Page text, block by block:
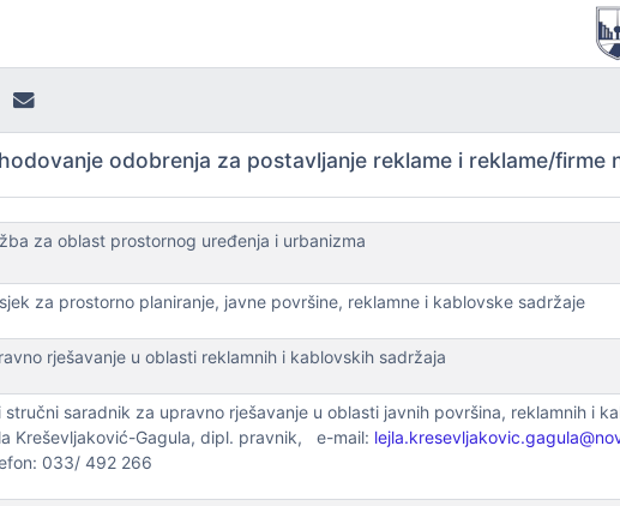
odobrenja za postavljanje reklame i reklame/firme
za oblast prostornog uređenja i urbanizma
za prostorno planiranje, javne površine, reklamne i kablovske sadržaje
rješavanje u oblasti reklamnih i kablovskih sadržaja
stručni saradnik za upravno rješavanje u oblasti javnih površina, reklamnih i
Kreševljaković-Gagula, dipl. pravnik, e-mail:
033/ 492 266